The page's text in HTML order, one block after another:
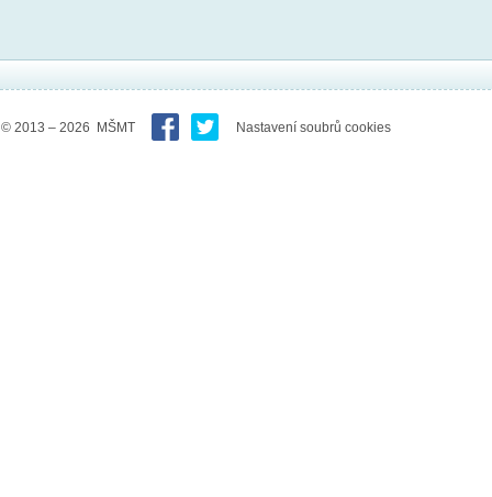
© 2013 – 2026 MŠMT Nastavení soubrů cookies